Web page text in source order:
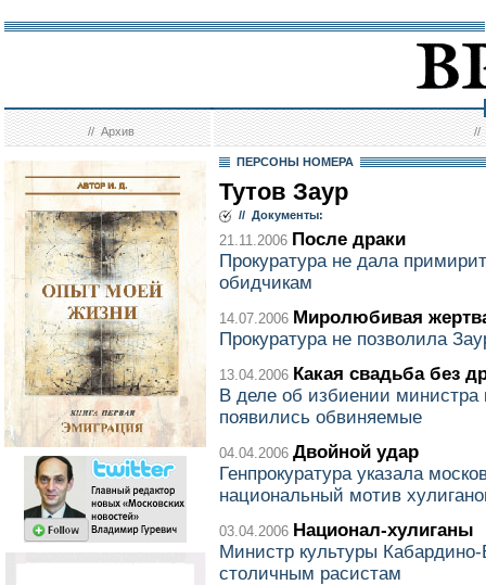
//Архив //
ПЕРСОНЫ НОМЕРА
Тутов Заур
// Документы:
21.11.2006 После драки
Прокуратура не дала
обидчикам
14.07.2006 Миролюбивая
Прокуратура не позволила
13.04.2006 Какая свадьба без
В деле об избиении министра
появились обвиняемые
04.04.2006 Двойной удар
Генпрокуратура указала
национальный мотив
03.04.2006 Национал-хулиганы
Министр культуры
столичным расистам